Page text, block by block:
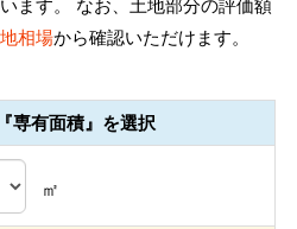
ます。 なお、土地部分の評価額
相場から確認いただけます。
専有面積』を選択
㎡